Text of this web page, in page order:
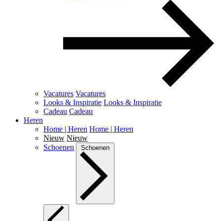
Vacatures Vacatures
Looks & Inspiratie Looks & Inspiratie
Cadeau Cadeau
Heren
Home | Heren Home | Heren
Nieuw Nieuw
Schoenen
Schoenen